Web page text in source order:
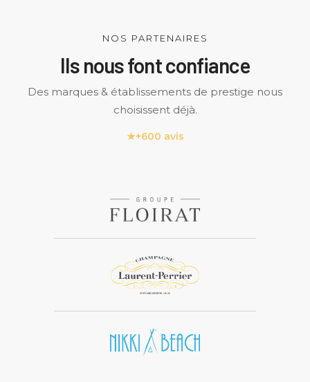
NOS PARTENAIRES
Ils nous font confiance
Des marques & établissements de prestige nous
choisissent déjà.
★+600 avis